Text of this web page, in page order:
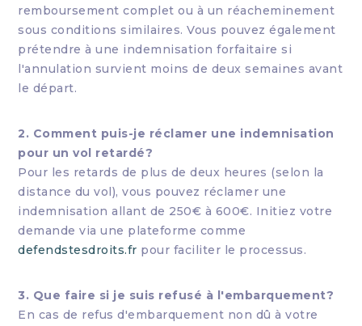
remboursement complet ou à un réacheminement
sous conditions similaires. Vous pouvez également
prétendre à une indemnisation forfaitaire si
l'annulation survient moins de deux semaines avant
le départ.
2. Comment puis-je réclamer une indemnisation
pour un vol retardé?
Pour les retards de plus de deux heures (selon la
distance du vol), vous pouvez réclamer une
indemnisation allant de 250€ à 600€. Initiez votre
demande via une plateforme comme
defendstesdroits.fr pour faciliter le processus.
3. Que faire si je suis refusé à l'embarquement?
En cas de refus d'embarquement non dû à votre